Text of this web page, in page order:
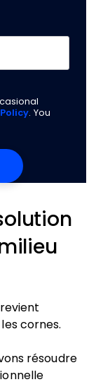
. You
cornes.
résoudre